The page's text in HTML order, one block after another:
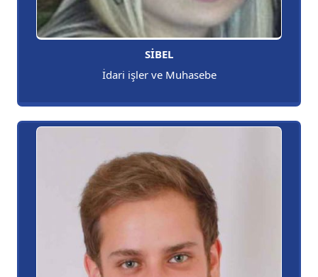
SİBEL
İdari işler ve Muhasebe